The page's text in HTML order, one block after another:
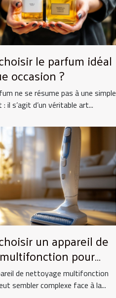
le parfum idéal
occasion ?
ne se résume pas à une simple
il s’agit d’un véritable art...
un appareil de
pour
? de nettoyage multifonction
sembler complexe face à la...